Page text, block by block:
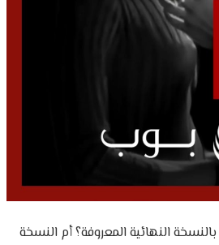
النهائية المعروفة؟ أم النسخة